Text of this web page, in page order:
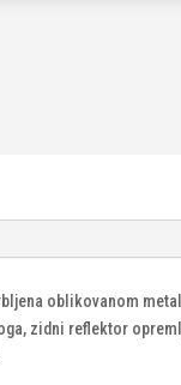
oblikovanom
zidni reflektor